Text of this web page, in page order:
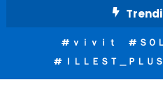
ｖｉｖｉｔ ＳＯ
ＩＬＬＥＳＴ＿ＰＬＵＳ